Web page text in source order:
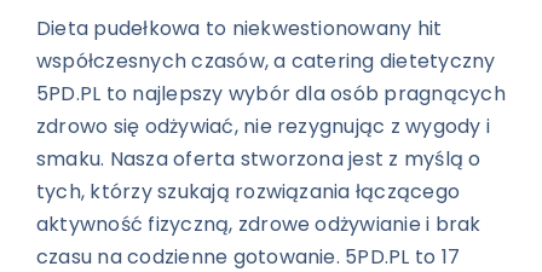
Dieta pudełkowa to niekwestionowany hit
współczesnych czasów, a catering dietetyczny
5PD.PL to najlepszy wybór dla osób pragnących
zdrowo się odżywiać, nie rezygnując z wygody i
smaku. Nasza oferta stworzona jest z myślą o
tych, którzy szukają rozwiązania łączącego
aktywność fizyczną, zdrowe odżywianie i brak
czasu na codzienne gotowanie. 5PD.PL to 17